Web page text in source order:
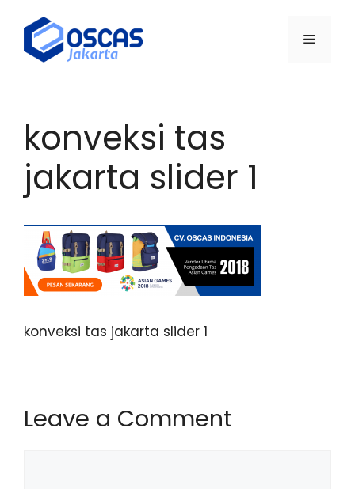
content
Menu
konveksi tas
jakarta slider 1
konveksi tas jakarta slider 1
Leave a Comment